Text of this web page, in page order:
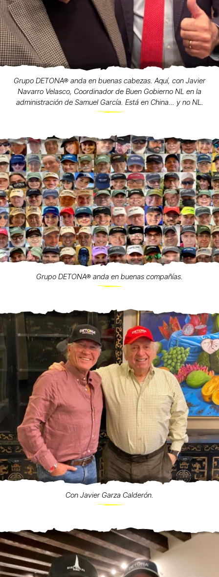
Grupo DETONA® anda en buenas cabezas. Aquí, con Javier
Navarro Velasco, Coordinador de Buen Gobierno NL en la
administración de Samuel García. Está en China... y no NL.
Grupo DETONA® anda en buenas compañías.
Con Javier Garza Calderón.